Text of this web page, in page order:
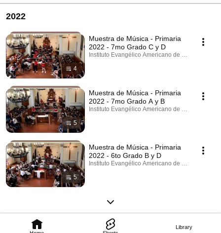
Library
2022
4
Muestra de Música - Primaria
2022 - 7mo Grado C y D
Instituto Evangélico Americano de Villa del
5
Muestra de Música - Primaria
2022 - 7mo Grado A y B
Instituto Evangélico Americano de Villa del
5
Muestra de Música - Primaria
2022 - 6to Grado B y D
Instituto Evangélico Americano de Villa del